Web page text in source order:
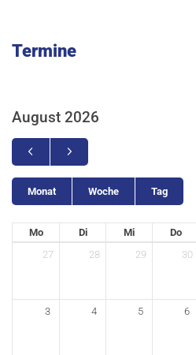
Termine
August 2026
Monat Woche Tag
Mo Di Mi Do
27
28 29 30
3 4 5 6
Deinen Sport finden
Badminton
Basketball
Bogensport
Darts
Fußball
Handball
Karate Dojo